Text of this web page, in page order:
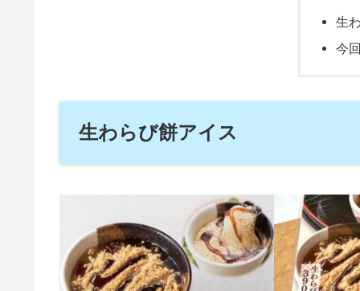
生
今
生わらび餅アイス